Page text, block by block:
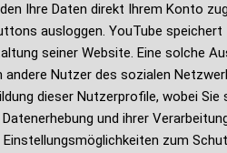
Ihre Daten direkt Ihrem Konto
ausloggen. YouTube
seiner Website. Eine solche
andere Nutzer des sozialen
dieser Nutzerprofile, wobei
und ihrer
zum